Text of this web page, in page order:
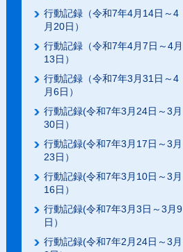
行動記録（令和7年4月14日～4
月20日）
行動記録（令和7年4月7日～4月
13日）
行動記録（令和7年3月31日～4
月6日）
行動記録(令和7年3月24日～3月
30日）
行動記録(令和7年3月17日～3月
23日）
行動記録(令和7年3月10日～3月
16日）
行動記録(令和7年3月3日～3月9
日）
行動記録(令和7年2月24日～3月